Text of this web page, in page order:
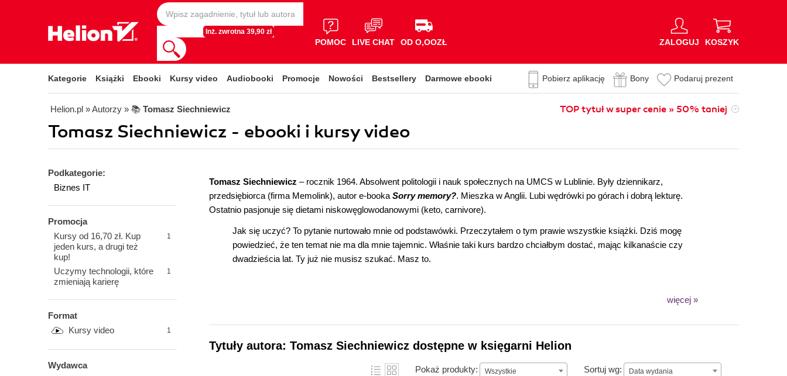
Inż. zwrotna 39,90 zł
POMOC LIVE CHAT OD O,OOZŁ ZALOGUJ KOSZYK
Kategorie Książki Ebooki Kursy video Audiobooki Promocje Nowości Bestsellery Darmowe ebooki Pobierz aplikację Bony Podaruj prezent
Helion.pl » Autorzy » 📚 Tomasz Siechniewicz TOP tytuł w super cenie » 50% taniej
Tomasz Siechniewicz - ebooki i kursy video
Podkategorie:
Biznes IT
Promocja
Kursy od 16,70 zł. Kup
jeden kurs, a drugi też
kup!
1
Uczymy technologii, które
zmieniają karierę
1
Format
Kursy video
1
Wydawca
Tomasz Siechniewicz – rocznik 1964. Absolwent politologii i nauk społecznych na UMCS w Lublinie. Były dziennikarz,
przedsiębiorca (firma Memolink), autor e-booka Sorry memory?. Mieszka w Anglii. Lubi wędrówki po górach i dobrą lekturę.
Ostatnio pasjonuje się dietami niskowęglowodanowymi (keto, carnivore).
Jak się uczyć? To pytanie nurtowało mnie od podstawówki. Przeczytałem o tym prawie wszystkie książki. Dziś mogę
powiedzieć, że ten temat nie ma dla mnie tajemnic. Właśnie taki kurs bardzo chciałbym dostać, mając kilkanaście czy
dwadzieścia lat. Ty już nie musisz szukać. Masz to.
więcej »
Tytuły autora: Tomasz Siechniewicz dostępne w księgarni Helion
Pokaż produkty: Wszystkie Sortuj wg: Data wydania
Data wydania